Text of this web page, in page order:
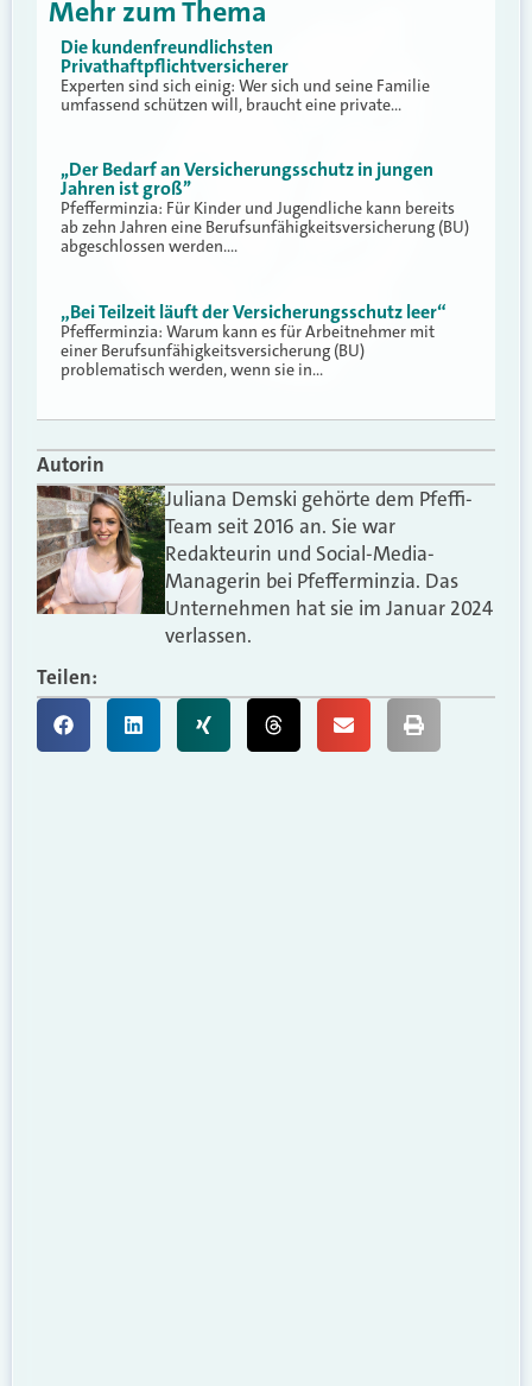
Mehr zum Thema
Die kundenfreundlichsten
Privathaftpflichtversicherer
Experten sind sich einig: Wer sich und seine Familie
umfassend schützen will, braucht eine private…
,,Der Bedarf an Versicherungsschutz in jungen
Jahren ist groß’’
Pfefferminzia: Für Kinder und Jugendliche kann bereits
ab zehn Jahren eine Berufsunfähigkeitsversicherung (BU)
abgeschlossen werden.…
„Bei Teilzeit läuft der Versicherungsschutz leer“
Pfefferminzia: Warum kann es für Arbeitnehmer mit
einer Berufsunfähigkeitsversicherung (BU)
problematisch werden, wenn sie in…
Autorin
Juliana Demski gehörte dem Pfeffi-
Team seit 2016 an. Sie war
Redakteurin und Social-Media-
Managerin bei Pfefferminzia. Das
Unternehmen hat sie im Januar 2024
verlassen.
Teilen: